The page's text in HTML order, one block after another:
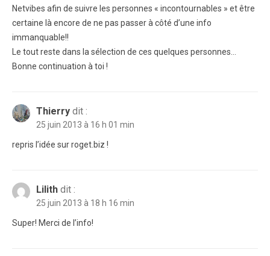
Netvibes afin de suivre les personnes « incontournables » et être
certaine là encore de ne pas passer à côté d’une info
immanquable!!
Le tout reste dans la sélection de ces quelques personnes…
Bonne continuation à toi !
Thierry dit :
25 juin 2013 à 16 h 01 min
repris l’idée sur roget.biz !
Lilith dit :
25 juin 2013 à 18 h 16 min
Super! Merci de l’info!